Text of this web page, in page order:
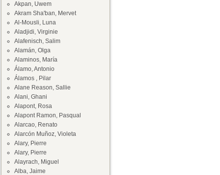
Akpan, Uwem
Akram Sha'ban, Mervet
Al-Mousli, Luna
Aladjidi, Virginie
Alafenisch, Salim
Alamán, Olga
Alaminos, María
Álamo, Antonio
Álamos , Pilar
Alane Reason, Sallie
Alani, Ghani
Alapont, Rosa
Alapont Ramon, Pasqual
Alarcao, Renato
Alarcón Muñoz, Violeta
Alary, Pierre
Alary, Pierre
Alayrach, Miguel
Alba, Jaime